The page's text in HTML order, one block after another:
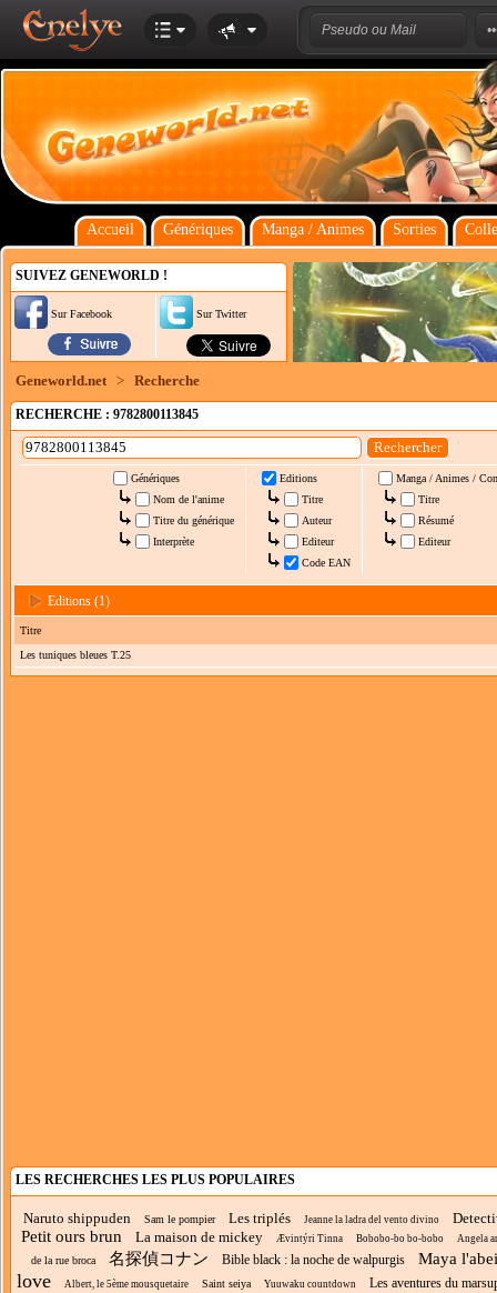
Accueil Génériques Manga / Animes Sorties
SUIVEZ GENEWORLD !
Sur Facebook Sur Twitter
Geneworld.net > Recherche
RECHERCHE : 9782800113845
Génériques
Nom de l'anime
Titre du générique
Interprète
Editions
Titre
Auteur
Editeur
Code EAN
Manga / Animes /
Titre
Résumé
Editeur
Editions (1)
Titre
Les tuniques bleues T.25
LES RECHERCHES LES PLUS POPULAIRES
Naruto shippuden Sam le pompier Les triplés Jeanne la ladra del vento divino
Petit ours brun La maison de mickey Ævintýri Tinna Bobobo-bo bo-bobo Angela
de la rue broca 名探偵コナン Bible black : la noche de walpurgis Maya
love Albert, le 5ème mousquetaire Saint seiya Yuuwaku countdown Les aventures du